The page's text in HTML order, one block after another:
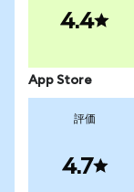
4.4
App Store
評価
4.7